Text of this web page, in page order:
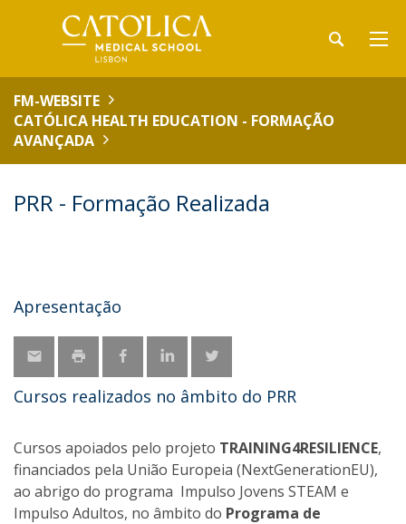
FM-WEBSITE
CATÓLICA HEALTH EDUCATION - FORMAÇÃO
AVANÇADA
PRR - Formação Realizada
Apresentação
Cursos realizados no âmbito do PRR
Cursos apoiados pelo projeto TRAINING4RESILIENCE,
financiados pela União Europeia (NextGenerationEU),
ao abrigo do programa Impulso Jovens STEAM e
Impulso Adultos, no âmbito do Programa de